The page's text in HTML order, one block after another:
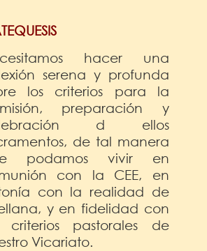
hacer una
serena y profunda
los criterios para la
preparación y
d ellos
de tal manera
podamos vivir en
con la CEE, en
con la realidad de
y en fidelidad con
criterios pastorales de
Vicariato.